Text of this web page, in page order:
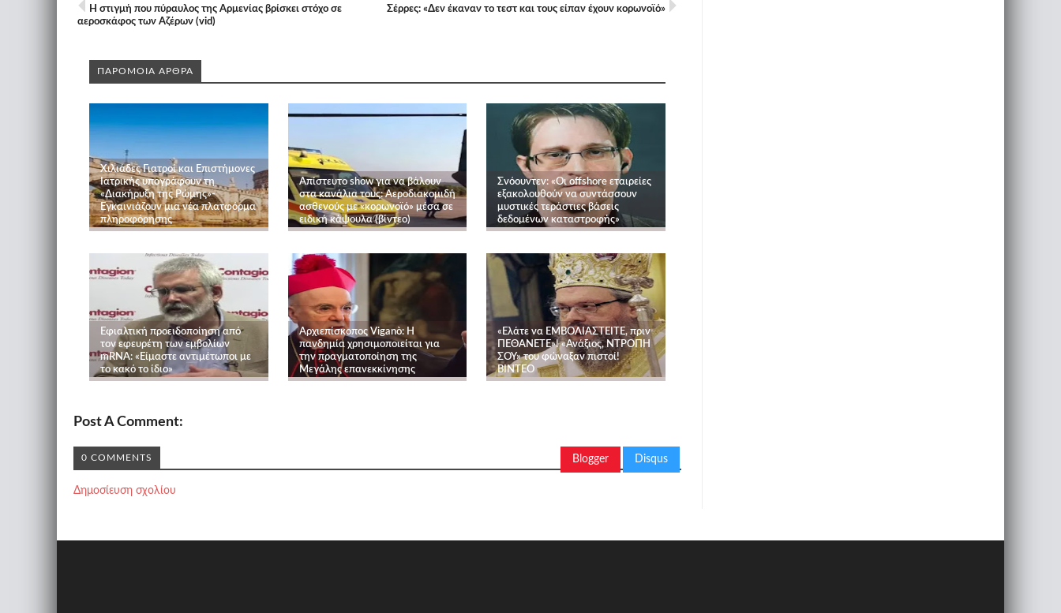
Η στιγμή που πύραυλος της Αρμενίας βρίσκει στόχο σε
αεροσκάφος των Αζέρων (vid)
Σέρρες: «Δεν έκαναν το τεστ και τους είπαν έχουν κορωνοϊό»
ΠΑΡΟΜΟΙΑ ΑΡΘΡΑ
Χιλιάδες Γιατροί και Επιστήμονες
Ιατρικής υπογράφουν τη
«Διακήρυξη της Ρώμης»-
Εγκαινιάζουν μια νέα πλατφόρμα
πληροφόρησης
Απίστευτο show για να βάλουν
στα κανάλια τους: Αεροδιακομιδή
ασθενούς με «κορωνοϊό» μέσα σε
ειδική κάψουλα (βίντεο)
Σνόουντεν: «Οι offshore εταιρείες
εξακολουθούν να συντάσσουν
μυστικές τεράστιες βάσεις
δεδομένων καταστροφής»
Εφιαλτική προειδοποίηση από
τον εφευρέτη των εμβολίων
mRNA: «Είμαστε αντιμέτωποι με
το κακό το ίδιο»
Αρχιεπίσκοπος Viganò: Η
πανδημία χρησιμοποιείται για
την πραγματοποίηση της
Μεγάλης επανεκκίνησης
«Ελάτε να ΕΜΒΟΛΙΑΣΤΕΙΤΕ, πριν
ΠΕΘΑΝΕΤΕ»! «Ανάξιος, ΝΤΡΟΠΗ
ΣΟΥ» του φώναξαν πιστοί!
ΒΙΝΤΕΟ
Post A Comment:
Blogger Disqus
0 COMMENTS
Δημοσίευση σχολίου